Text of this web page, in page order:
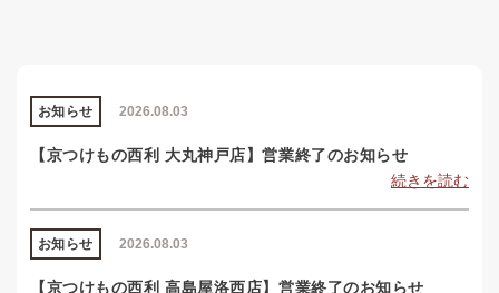
2026.08.03
お知らせ
【京つけもの西利 大丸神戸店】営業終了のお知らせ
続きを読む
2026.08.03
お知らせ
【京つけもの西利 高島屋洛西店】営業終了のお知らせ